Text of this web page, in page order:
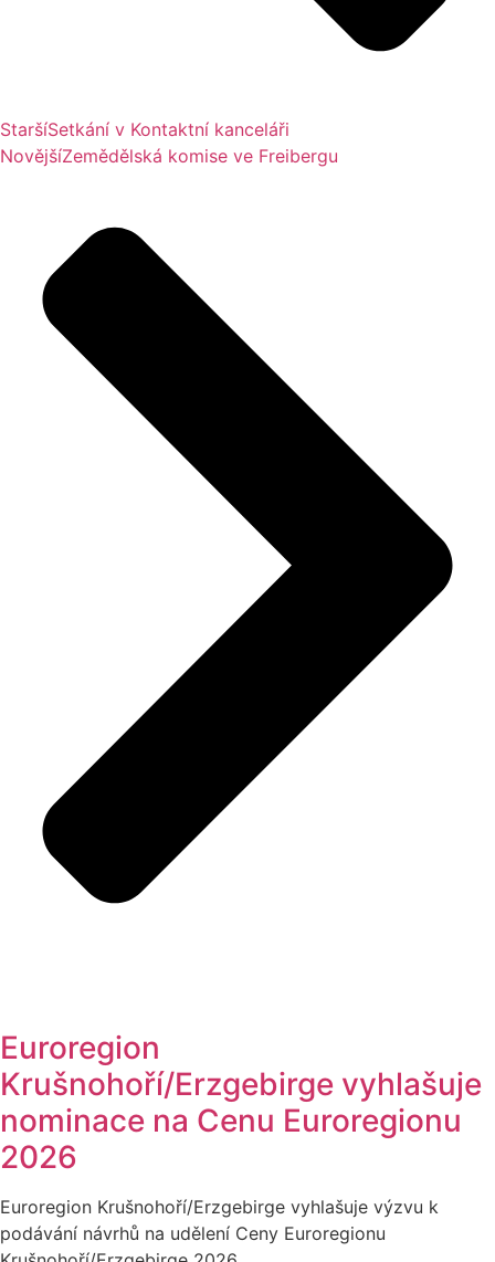
StaršíSetkání v Kontaktní kanceláři
NovějšíZemědělská komise ve Freibergu
Euroregion
Krušnohoří/Erzgebirge vyhlašuje
nominace na Cenu Euroregionu
2026
Euroregion Krušnohoří/Erzgebirge vyhlašuje výzvu k
podávání návrhů na udělení Ceny Euroregionu